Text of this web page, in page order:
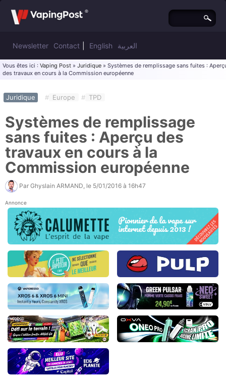
Newsletter Contact English العربية
Vous êtes ici : Vaping Post » Juridique » Systèmes de remplissage sans fuites :
des travaux en cours à la Commission européenne
Juridique # Europe # TPD
Systèmes de remplissage
sans fuites : Aperçu des
travaux en cours à la
Commission européenne
Par Ghyslain ARMAND , le 5/01/2016 à 16h47
Annonce